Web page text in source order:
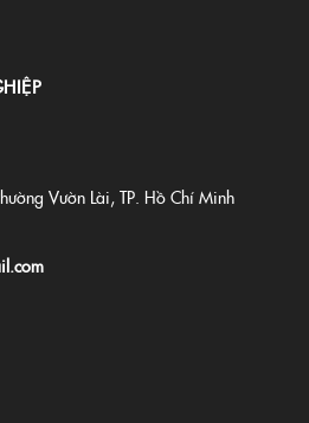
Vườn Lài, TP. Hồ Chí Minh